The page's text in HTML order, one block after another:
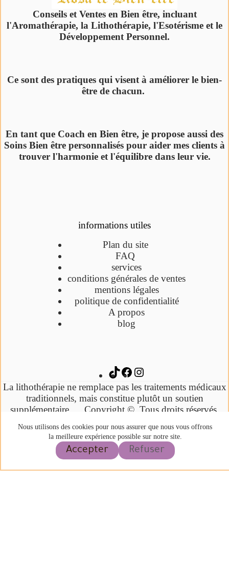
Nous utilisons des cookies pour nous assurer que nous vous offrons
la meilleure expérience possible sur notre site.
Accepter Refuser
Conseils et Ventes en Bien être, incluant
l'Aromathérapie, la Lithothérapie, l'Esotérisme et le
Développement Personnel.
Ce sont des pratiques qui visent à améliorer le bien-
être de chacun.
En tant que Coach en Bien être, je propose aussi des
Soins Bien être personnalisés pour aider mes clients à
trouver l'harmonie et l'équilibre dans leur vie.
informations utiles
Plan du site
FAQ
services
conditions générales de ventes
mentions légales
politique de confidentialité
A propos
blog
La lithothérapie ne remplace pas les traitements médicaux
traditionnels, mais constitue plutôt un soutien
supplémentaire. Copyright ©. Tous droits réservés.
2023.